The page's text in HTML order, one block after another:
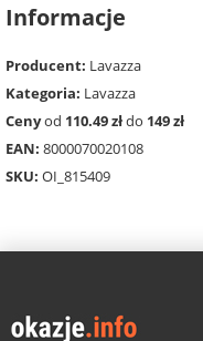
Informacje
Producent: Lavazza
Kategoria: Lavazza
Cenyod 110.49 złdo 149 zł
EAN: 8000070020108
SKU: OI_815409